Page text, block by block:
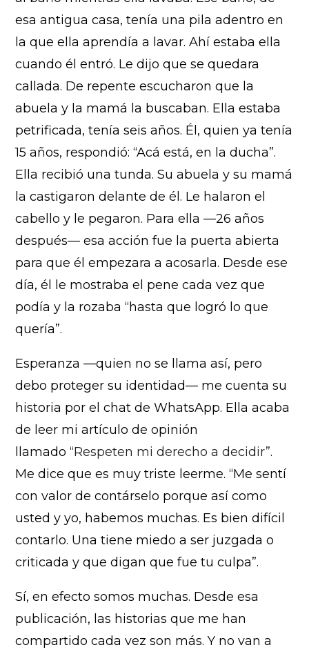
esa antigua casa, tenía una pila adentro en
la que ella aprendía a lavar. Ahí estaba ella
cuando él entró. Le dijo que se quedara
callada. De repente escucharon que la
abuela y la mamá la buscaban. Ella estaba
petrificada, tenía seis años. Él, quien ya tenía
15 años, respondió: “Acá está, en la ducha”.
Ella recibió una tunda. Su abuela y su mamá
la castigaron delante de él. Le halaron el
cabello y le pegaron. Para ella —26 años
después— esa acción fue la puerta abierta
para que él empezara a acosarla. Desde ese
día, él le mostraba el pene cada vez que
podía y la rozaba “hasta que logró lo que
quería”.
Esperanza —quien no se llama así, pero
debo proteger su identidad— me cuenta su
historia por el chat de WhatsApp. Ella acaba
de leer mi artículo de opinión
llamado“Respeten mi derecho a decidir”.
Me dice que es muy triste leerme. “Me sentí
con valor de contárselo porque así como
usted y yo, habemos muchas. Es bien difícil
contarlo. Una tiene miedo a ser juzgada o
criticada y que digan que fue tu culpa”.
Sí, en efecto somos muchas. Desde esa
publicación, las historias que me han
compartido cada vez son más. Y no van a